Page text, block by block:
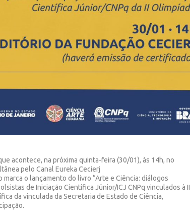
acontece, na próxima quinta-feira (30/01), às 14h, no
pelo Canal Eureka Cecierj
marca o lançamento do livro “Arte e Ciência: diálogos
de Iniciação Científica Júnior/ICJ CNPq vinculados à II
da vinculada da Secretaria de Estado de Ciência,